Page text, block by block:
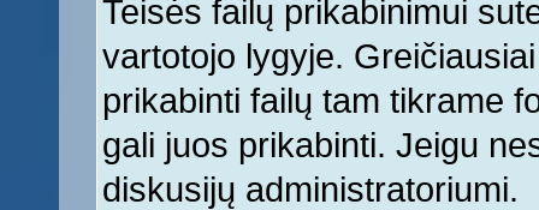
Teisės failų prikabinimui
vartotojo lygyje.
prikabinti failų tam tikrame
gali juos prikabinti. Jeigu
diskusijų administratoriumi.